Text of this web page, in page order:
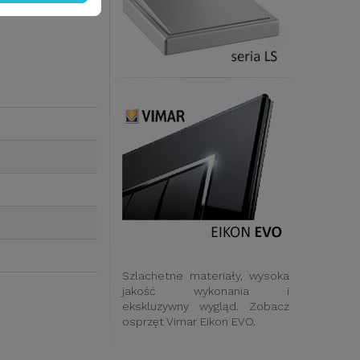
Szlachetne materiały, wysoka
jakość wykonania i
ekskluzywny wygląd. Zobacz
osprzęt Vimar Eikon EVO.